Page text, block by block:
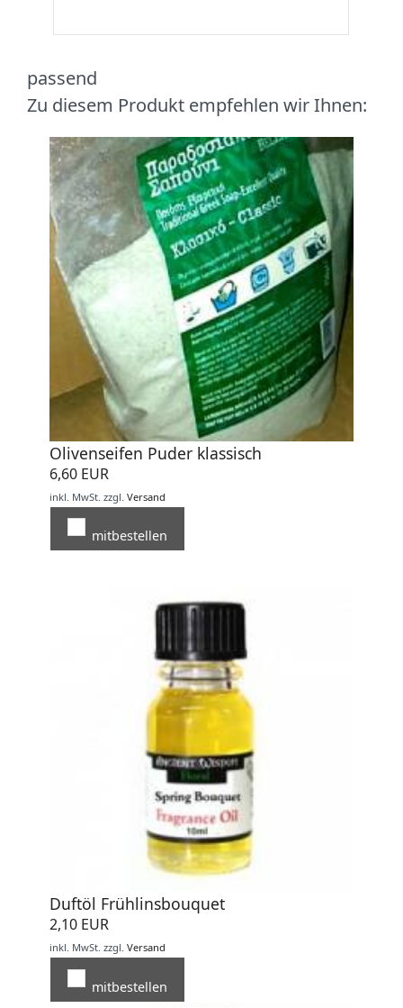
passend
Zu diesem Produkt empfehlen wir Ihnen:
Olivenseifen Puder klassisch
6,60 EUR
inkl. MwSt. zzgl. Versand
mitbestellen
Duftöl Frühlinsbouquet
2,10 EUR
inkl. MwSt. zzgl. Versand
mitbestellen